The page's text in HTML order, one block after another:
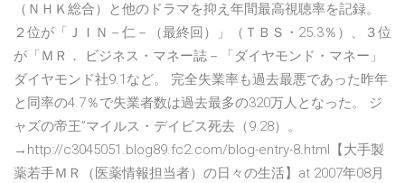
（ＮＨＫ総合）と他のドラマを抑え年間最高視聴率を記録。
２位が「ＪＩＮ－仁－（最終回）」（ＴＢＳ・25.3％）、３位
が「ＭＲ． ビジネス・マネー誌－「ダイヤモンド・マネー」
ダイヤモンド社9.1など。 完全失業率も過去最悪であった昨年
と同率の4.7％で失業者数は過去最多の320万人となった。 ジ
ャズの帝王”マイルス・デイビス死去（9.28）。
→http://c3045051.blog89.fc2.com/blog-entry-8.html【大手製
薬若手ＭＲ（医薬情報担当者）の日々の生活】at 2007年08月